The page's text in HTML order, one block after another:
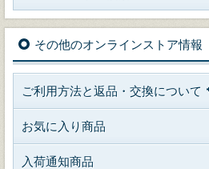
その他のオンラインストア情報
ご利用方法と返品・交換について
お気に入り商品
入荷通知商品